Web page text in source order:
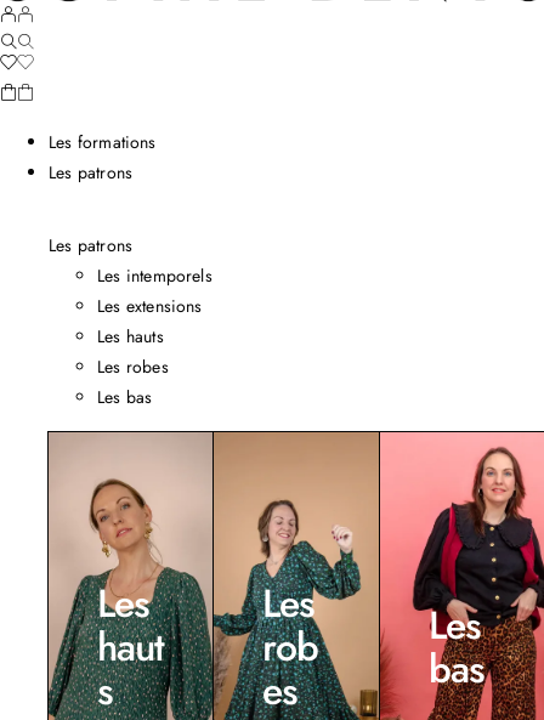
Les formations
Les patrons
Les patrons
Les intemporels
Les extensions
Les hauts
Les robes
Les bas
Les
haut
s
Les
rob
es
Les
bas